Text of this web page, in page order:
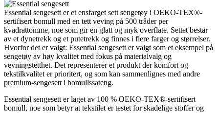
Essential sengesett er et ensfarget sett sengetøy i OEKO-TEX®-
sertifisert bomull med en tett veving på 500 tråder per
kvadrattomme, noe som gir en glatt og myk overflate. Settet består
av et dynetrekk og et putetrekk og finnes i flere farger og størrelser.
Hvorfor det er valgt: Essential sengesett er valgt som et eksempel på
sengetøy av høy kvalitet med fokus på materialvalg og
vevningstetthet. Det representerer et produkt der komfort og
tekstilkvalitet er prioritert, og som kan sammenlignes med andre
premium-sengesett i bomullssateng.
Essential sengesett er laget av 100 % OEKO-TEX®-sertifisert
bomull, noe som betyr at tekstilet er testet for skadelige stoffer og